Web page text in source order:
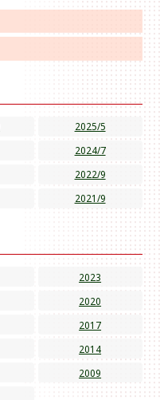
2025/5
2024/7
2022/9
2021/9
2023
2020
2017
2014
2009